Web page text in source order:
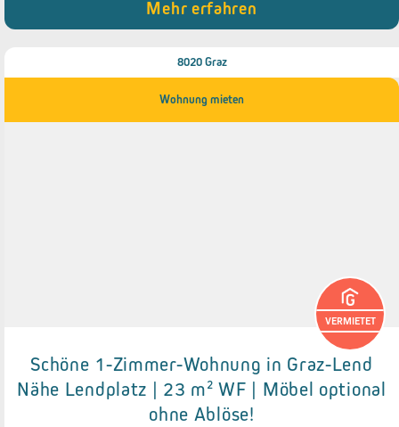
Mehr erfahren
8020 Graz
Wohnung mieten
Details zum Objekt
● Möbel optional ohne Ablöse
VERMIETET
Schöne 1-Zimmer-Wohnung in Graz-Lend
Nähe Lendplatz | 23 m² WF | Möbel optional
ohne Ablöse!